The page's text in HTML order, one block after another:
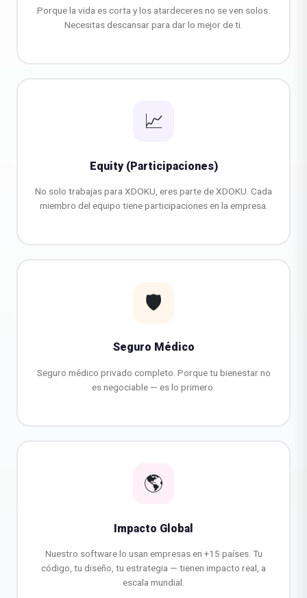
Porque la vida es corta y los atardeceres no se ven solos.
Necesitas descansar para dar lo mejor de ti.
📈
Equity (Participaciones)
No solo trabajas para XDOKU, eres parte de XDOKU. Cada
miembro del equipo tiene participaciones en la empresa.
🛡️
Seguro Médico
Seguro médico privado completo. Porque tu bienestar no
es negociable — es lo primero.
🌎
Impacto Global
Nuestro software lo usan empresas en +15 países. Tu
código, tu diseño, tu estrategia — tienen impacto real, a
escala mundial.